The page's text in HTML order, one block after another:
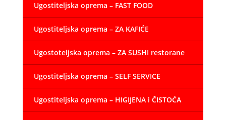
Ugostiteljska oprema – FAST FOOD
Ugostiteljska oprema – ZA KAFIĆE
Ugostoteljska oprema – ZA SUSHI restorane
Ugostiteljska oprema – SELF SERVICE
Ugostiteljska oprema – HIGIJENA i ČISTOĆA